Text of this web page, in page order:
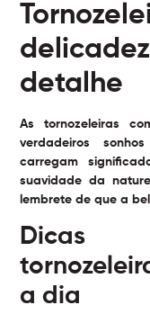
detalhe
As tornozeleiras
verdadeiros
carregam
suavidade da
lembrete de que a
Dicas
a dia